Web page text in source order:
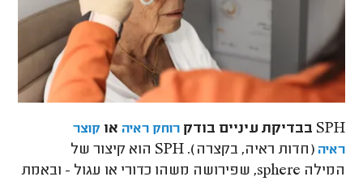
SPH בבדיקת עיניים בודק רוחק ראיה או קוצר
ראיה
(חדות ראיה, בקצרה). SPH הוא קיצור של
המילה sphere, שפירושה משהו כדורי או עגול - ובאמת